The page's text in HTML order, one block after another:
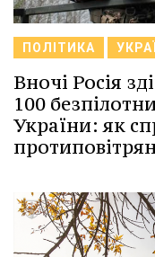
ПОЛІТИКА
Вночі Росія
100
України: як